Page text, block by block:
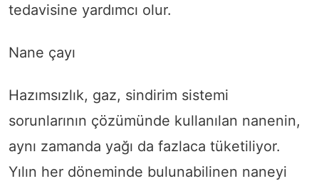
tedavisine yardımcı olur.
Nane çayı
Hazımsızlık, gaz, sindirim sistemi
sorunlarının çözümünde kullanılan nanenin,
aynı zamanda yağı da fazlaca tüketiliyor.
Yılın her döneminde bulunabilinen naneyi